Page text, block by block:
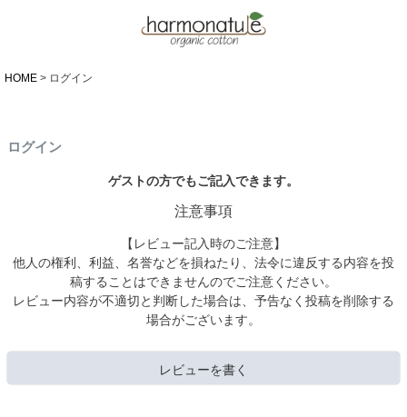
HOME ログイン
ログイン
ゲストの方でもご記入できます。
注意事項
【レビュー記入時のご注意】
他人の権利、利益、名誉などを損ねたり、法令に違反する内容を投
稿することはできませんのでご注意ください。
レビュー内容が不適切と判断した場合は、予告なく投稿を削除する
場合がございます。
レビューを書く